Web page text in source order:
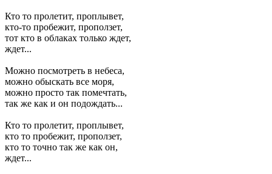
Кто то пролетит, проплывет,
кто-то пробежит, проползет,
тот кто в облаках только ждет,
ждет...
Можно посмотреть в небеса,
можно обыскать все моря,
можно просто так помечтать,
так же как и он подождать...
Кто то пролетит, проплывет,
кто то пробежит, проползет,
кто то точно так же как он,
ждет...